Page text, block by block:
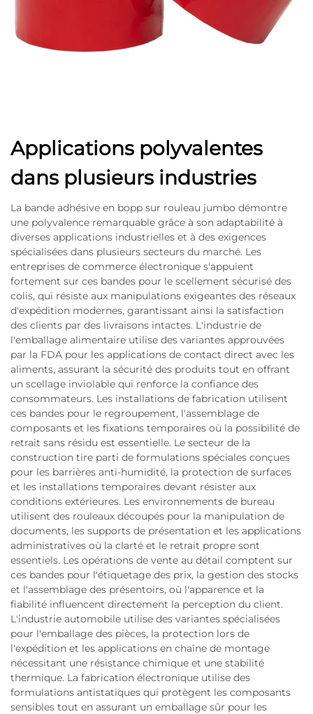
Applications polyvalentes
dans plusieurs industries
La bande adhésive en bopp sur rouleau jumbo démontre
une polyvalence remarquable grâce à son adaptabilité à
diverses applications industrielles et à des exigences
spécialisées dans plusieurs secteurs du marché. Les
entreprises de commerce électronique s'appuient
fortement sur ces bandes pour le scellement sécurisé des
colis, qui résiste aux manipulations exigeantes des réseaux
d'expédition modernes, garantissant ainsi la satisfaction
des clients par des livraisons intactes. L'industrie de
l'emballage alimentaire utilise des variantes approuvées
par la FDA pour les applications de contact direct avec les
aliments, assurant la sécurité des produits tout en offrant
un scellage inviolable qui renforce la confiance des
consommateurs. Les installations de fabrication utilisent
ces bandes pour le regroupement, l'assemblage de
composants et les fixations temporaires où la possibilité de
retrait sans résidu est essentielle. Le secteur de la
construction tire parti de formulations spéciales conçues
pour les barrières anti-humidité, la protection de surfaces
et les installations temporaires devant résister aux
conditions extérieures. Les environnements de bureau
utilisent des rouleaux découpés pour la manipulation de
documents, les supports de présentation et les applications
administratives où la clarté et le retrait propre sont
essentiels. Les opérations de vente au détail comptent sur
ces bandes pour l'étiquetage des prix, la gestion des stocks
et l'assemblage des présentoirs, où l'apparence et la
fiabilité influencent directement la perception du client.
L'industrie automobile utilise des variantes spécialisées
pour l'emballage des pièces, la protection lors de
l'expédition et les applications en chaîne de montage
nécessitant une résistance chimique et une stabilité
thermique. La fabrication électronique utilise des
formulations antistatiques qui protègent les composants
sensibles tout en assurant un emballage sûr pour les